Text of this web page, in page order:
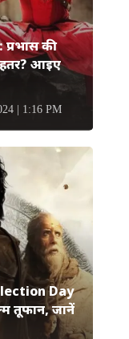
की
आइए
| 1:16 PM
Day
तूफान, जानें